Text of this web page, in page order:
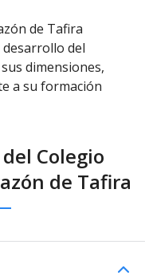
de Tafira
del
dimensiones,
a su formación
Colegio
de Tafira